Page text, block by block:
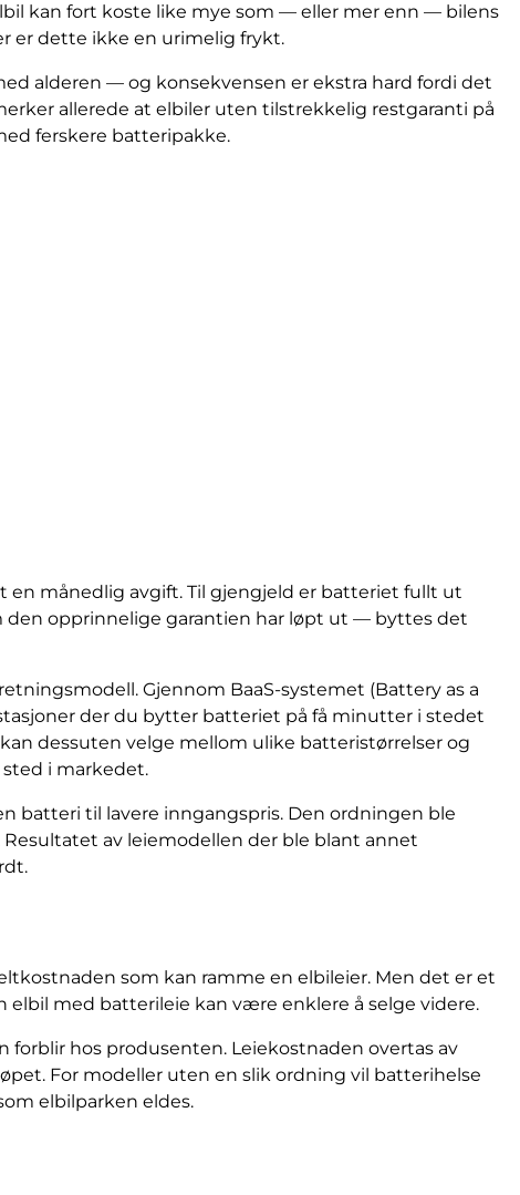
kan fort koste like mye som — eller mer enn — bilens
er dette ikke en urimelig frykt.
alderen — og konsekvensen er ekstra hard fordi det
allerede at elbiler uten tilstrekkelig restgaranti på
ferskere batteripakke.
månedlig avgift. Til gjengjeld er batteriet fullt ut
den opprinnelige garantien har løpt ut — byttes det
Gjennom BaaS-systemet (Battery as a
der du bytter batteriet på få minutter i stedet
dessuten velge mellom ulike batteristørrelser og
i markedet.
batteri til lavere inngangspris. Den ordningen ble
av leiemodellen der ble blant annet
som kan ramme en elbileier. Men det er et
med batterileie kan være enklere å selge videre.
hos produsenten. Leiekostnaden overtas av
For modeller uten en slik ordning vil batterihelse
elbilparken eldes.